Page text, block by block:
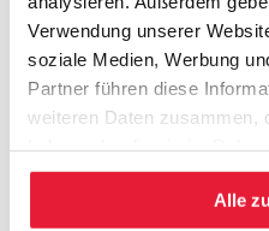
Verwendung unserer
soziale Medien, Werbung
Partner führen diese
weiteren Daten zusammen,
gesammelt haben.
Alle
erweitern oder aufbauen
Welches Geschäft ist auf
desinvestieren wollen?
Welches Geschäft können
oder» nicht mehr leisten, so
Welche Unternehmen
Fusionen eingehen, um